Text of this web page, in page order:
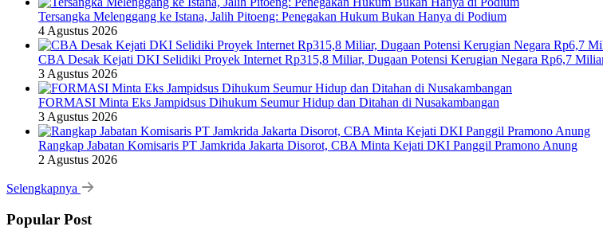
Tersangka Melenggang ke Istana, Jalih Pitoeng: Penegakan Hukum Bukan Hanya di Podium
4 Agustus 2026
CBA Desak Kejati DKI Selidiki Proyek Internet Rp315,8 Miliar, Dugaan Potensi Kerugian Negara Rp6,7
3 Agustus 2026
FORMASI Minta Eks Jampidsus Dihukum Seumur Hidup dan Ditahan di Nusakambangan
3 Agustus 2026
Rangkap Jabatan Komisaris PT Jamkrida Jakarta Disorot, CBA Minta Kejati DKI Panggil Pramono Anung
2 Agustus 2026
Selengkapnya
Popular Post